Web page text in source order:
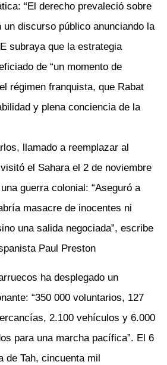
“El derecho prevaleció sobre
un discurso público anunciando la
subraya que la estrategia
de “un momento de
régimen franquista, que Rabat
y plena conciencia de la
llamado a reemplazar al
el Sahara el 2 de noviembre
guerra colonial: “Aseguró a
masacre de inocentes ni
una salida negociada”, escribe
Paul Preston.
ha desplegado un
“350 000 voluntarios, 127
2.100 vehículos y 6.000
para una marcha pacífica”. El 6
de Tah, cincuenta mil